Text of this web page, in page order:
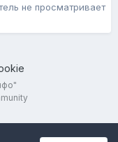
не просматривает